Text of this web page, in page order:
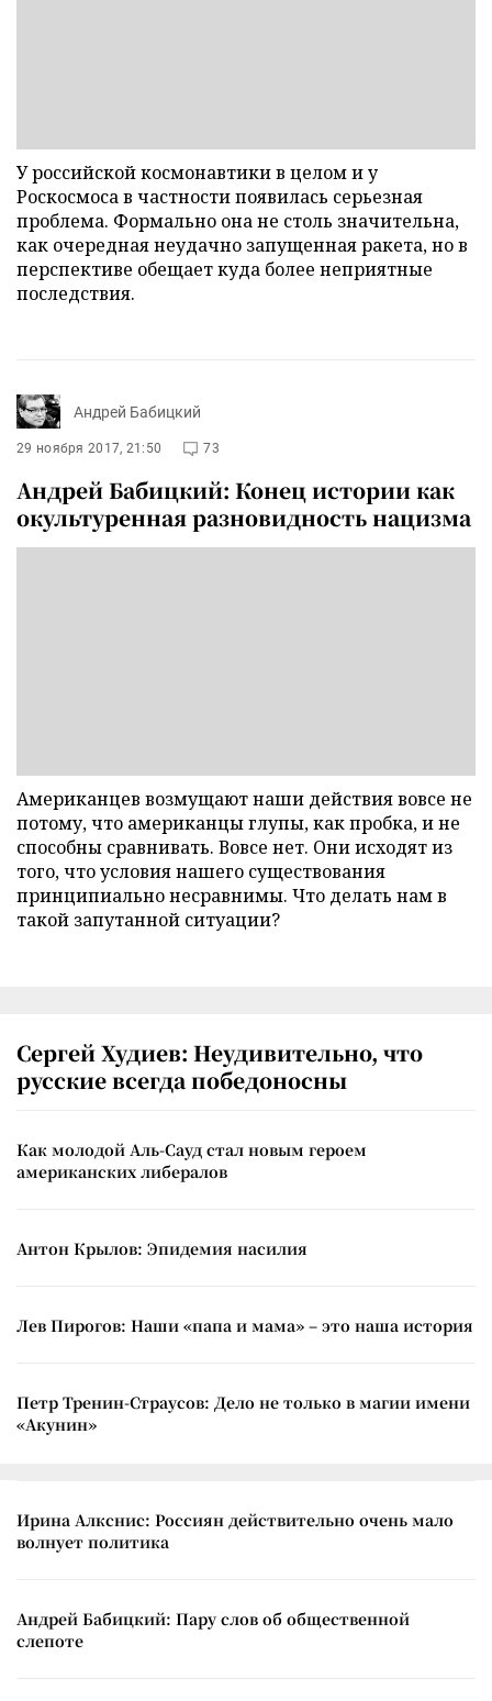
У российской космонавтики в целом и у
Роскосмоса в частности появилась серьезная
проблема. Формально она не столь значительна,
как очередная неудачно запущенная ракета, но в
перспективе обещает куда более неприятные
последствия.
Андрей Бабицкий
29 ноября 2017, 21:50 73
Андрей Бабицкий: Конец истории как
окультуренная разновидность нацизма
Американцев возмущают наши действия вовсе не
потому, что американцы глупы, как пробка, и не
способны сравнивать. Вовсе нет. Они исходят из
того, что условия нашего существования
принципиально несравнимы. Что делать нам в
такой запутанной ситуации?
Сергей Худиев: Неудивительно, что
русские всегда победоносны
Как молодой Аль-Сауд стал новым героем
американских либералов
Антон Крылов: Эпидемия насилия
Лев Пирогов: Наши «папа и мама» – это наша история
Петр Тренин-Страусов: Дело не только в магии имени
«Акунин»
Ирина Алкснис: Россиян действительно очень мало
волнует политика
Андрей Бабицкий: Пару слов об общественной
слепоте